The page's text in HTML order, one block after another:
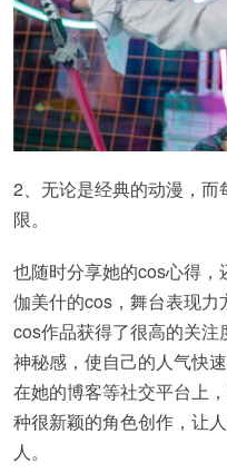
2、无论是经典的动漫，
限。
也随时分享她的cos心得，
伽美什的cos，舞台表现力
cos作品获得了很高的关
神秘感，使自己的人气快
在她的博客等社交平台上
种很新颖的角色创作，让
人。